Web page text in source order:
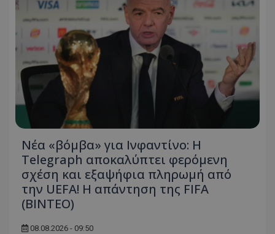
Νέα «βόμβα» για Ινφαντίνο: Η
Telegraph αποκαλύπτει φερόμενη
σχέση και εξαψήφια πληρωμή από
την UEFA! Η απάντηση της FIFA
(ΒΙΝΤΕΟ)
08.08.2026 - 09:50